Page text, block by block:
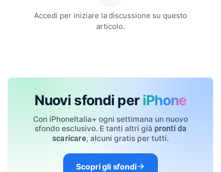
Accedi per iniziare la discussione su questo
articolo.
Nuovi sfondi per iPhone
Con iPhoneItalia+ ogni settimana un nuovo
sfondo esclusivo. E tanti altri già pronti da
scaricare, alcuni gratis per tutti.
Scopri gli sfondi